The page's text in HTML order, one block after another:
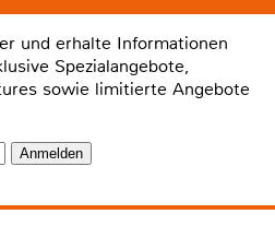
und erhalte Informationen
Spezialangebote,
sowie limitierte Angebote